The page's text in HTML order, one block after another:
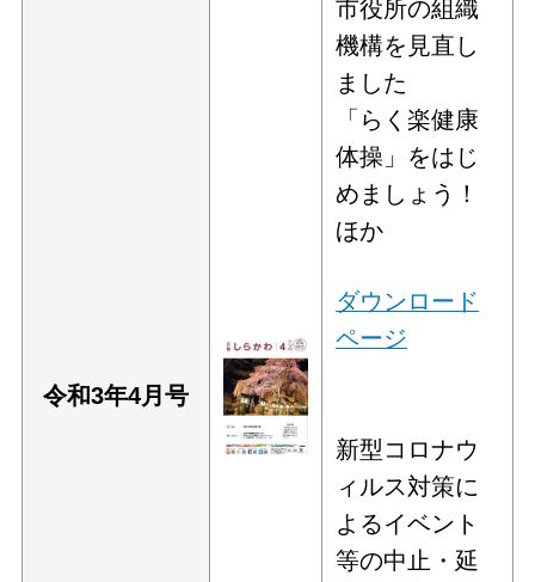
令和3年4月号
市役所の組織
機構を見直し
ました
「らく楽健康
体操」をはじ
めましょう！
ほか
ダウンロード
ページ
新型コロナウ
ィルス対策に
よるイベント
等の中止・延